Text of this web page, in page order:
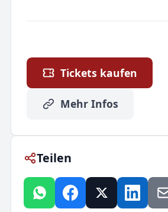
Tickets kaufen
Mehr Infos
Teilen